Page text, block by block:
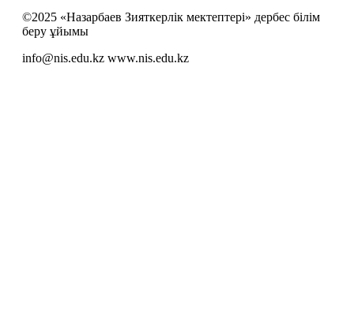
©2025 «Назарбаев Зияткерлік мектептері» дербес білім
беру ұйымы
info@nis.edu.kz www.nis.edu.kz